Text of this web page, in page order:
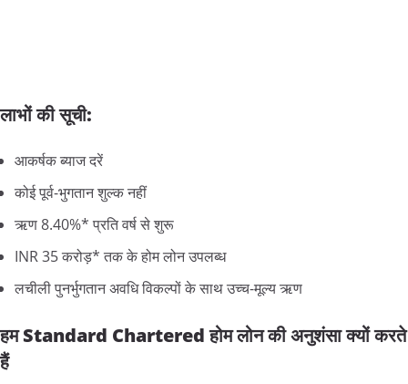
लाभों की सूची:
आकर्षक ब्याज दरें
कोई पूर्व-भुगतान शुल्क नहीं
ऋण 8.40%* प्रति वर्ष से शुरू
INR 35 करोड़* तक के होम लोन उपलब्ध
लचीली पुनर्भुगतान अवधि विकल्पों के साथ उच्च-मूल्य ऋण
हम Standard Chartered होम लोन की अनुशंसा क्यों करते
हैं